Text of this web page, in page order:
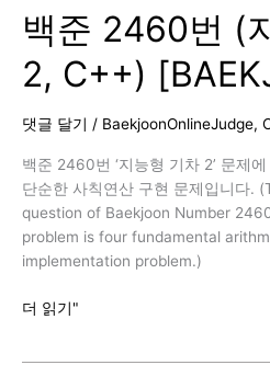
(N-
Queen,
C++)
[BAEKJOON]
백준 2460번 (
2, C++)
댓글 달기 / BaekjoonOnlineJudge,
백준 2460번 ‘지능형 기차 2’ 문제
단순한 사칙연산 구현 문제입니다.
question of Baekjoon Number
problem is four fundamental
implementation problem.)
백
더 읽기"